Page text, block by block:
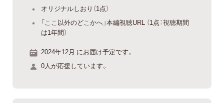
オリジナルしおり（1点）
「ここ以外のどこかへ」本編視聴URL （1点：視聴期間
は1年間）
2024年12月 にお届け予定です。
0人が応援しています。